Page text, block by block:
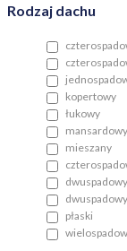
Rodzaj dachu
kopertowy
łukowy
mansardowy
mieszany
dwuspadowy
płaski